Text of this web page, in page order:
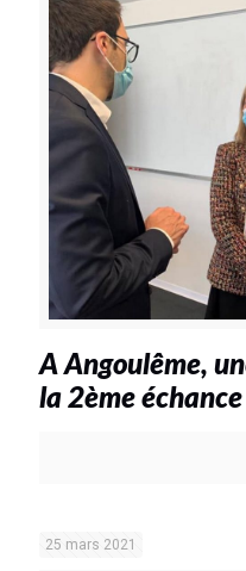
A Angoulême,
la 2ème échance
25 mars 2021